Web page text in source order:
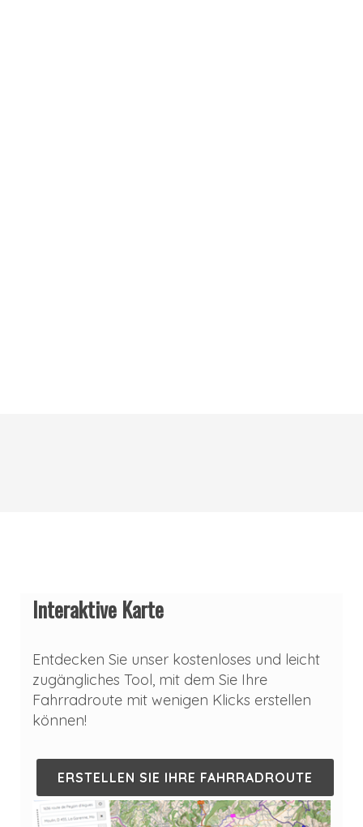
Interaktive Karte
Entdecken Sie unser kostenloses und leicht
zugängliches Tool, mit dem Sie Ihre
Fahrradroute mit wenigen Klicks erstellen
können!
ERSTELLEN SIE IHRE FAHRRADROUTE